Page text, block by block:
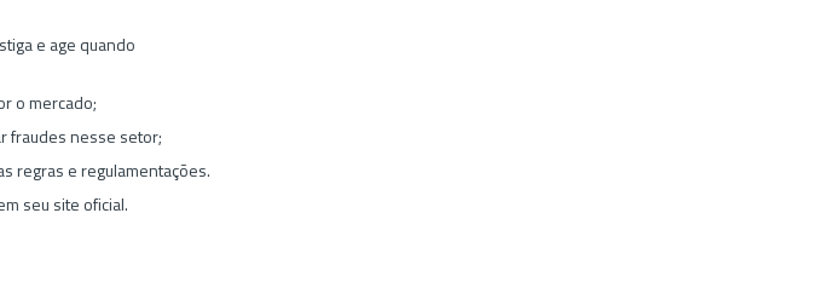
e age quando
o mercado;
fraudes nesse setor;
regras e regulamentações.
seu site oficial.